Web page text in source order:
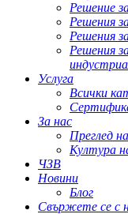
Решение
Решения
Решения
Решения
Услуга
Всички
За нас
Преглед
Култура
ЧЗВ
Новини
Блог
Свържете се с